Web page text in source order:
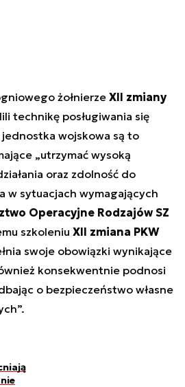
żołnierzeXII zmiany
technikę posługiwania się
wojskowa są to
„utrzymać wysoką
oraz zdolność do
w sytuacjach wymagających
Operacyjne Rodzajów SZ
szkoleniu XII zmiana PKW
swoje obowiązki wynikające
konsekwentnie podnosi
o bezpieczeństwo własne